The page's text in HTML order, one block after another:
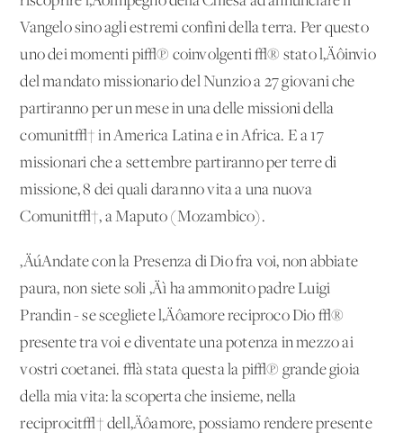
Vangelo sino agli estremi confini della terra. Per questo
uno dei momenti pi√π coinvolgenti √® stato l‚Äôinvio
del mandato missionario del Nunzio a 27 giovani che
partiranno per un mese in una delle missioni della
comunit√† in America Latina e in Africa. E a 17
missionari che a settembre partiranno per terre di
missione, 8 dei quali daranno vita a una nuova
Comunit√†, a Maputo (Mozambico).
‚ÄúAndate con la Presenza di Dio fra voi, non abbiate
paura, non siete soli ‚Äì ha ammonito padre Luigi
Prandin - se scegliete l‚Äôamore reciproco Dio √®
presente tra voi e diventate una potenza in mezzo ai
vostri coetanei. √à stata questa la pi√π grande gioia
della mia vita: la scoperta che insieme, nella
reciprocit√† dell‚Äôamore, possiamo rendere presente